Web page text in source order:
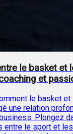
le basket et
et
le basket
une relation
Plongez
entre le sport et